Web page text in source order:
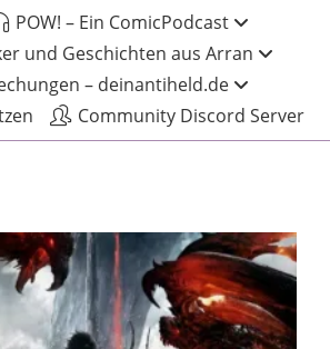
POW! – Ein ComicPodcast
und Geschichten aus Arran
– deinantiheld.de
Community Discord Server